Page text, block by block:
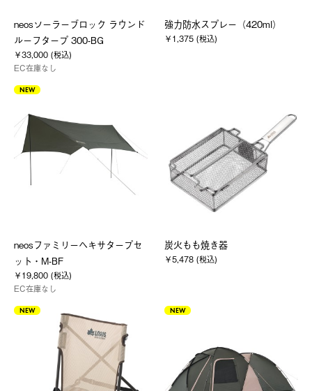
neosソーラーブロック ラウンド
ルーフタープ 300-BG
￥33,000 (税込)
EC在庫なし
強力防水スプレー（420ml）
￥1,375 (税込)
NEW
neosファミリーヘキサタープセ
ット・M-BF
￥19,800 (税込)
EC在庫なし
炭火もも焼き器
￥5,478 (税込)
NEW NEW